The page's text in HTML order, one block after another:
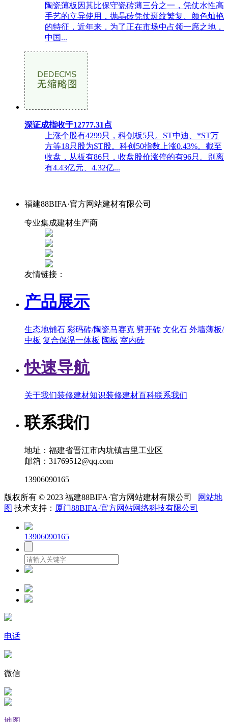
陶瓷薄板因其比保守瓷砖薄三分之一，凭仗水性高
手艺的立异使用，抛晶砖凭仗斑纹繁复、颜色灿艳
的特征，近年来，为了正在市场中占领一席之地，
中国...
深证成指收于12777.31点
上涨个股有4299只，科创板5只。ST中迪、*ST万
方等18只股为ST股。科创50指数上涨0.43%。截至
收盘，从板有86只，收盘股价涨停的有96只。别离
有4.43亿元、4.32亿...
福建88BIFA·官方网站建材有限公司
专业集成建材生产商
友情链接：
产品展示
生态地铺石 彩码砖/陶瓷马赛克 劈开砖 文化石 外墙薄板/
中板 复合保温一体板 陶板 室内砖
快速导航
关于我们装修建材知识装修建材百科联系我们
联系我们
地址：福建省晋江市内坑镇吉里工业区
邮箱：31769512@qq.com
13906090165
版权所有 © 2023 福建88BIFA·官方网站建材有限公司
网站地
图 技术支持： 厦门88BIFA·官方网站网络科技有限公司
13906090165
电话
微信